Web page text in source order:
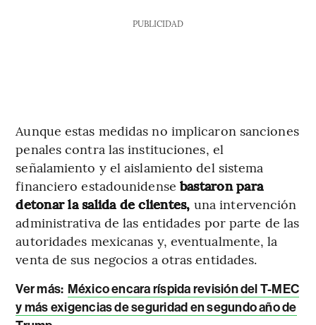
PUBLICIDAD
Aunque estas medidas no implicaron sanciones
penales contra las instituciones, el
señalamiento y el aislamiento del sistema
financiero estadounidense bastaron para
detonar la salida de clientes, una intervención
administrativa de las entidades por parte de las
autoridades mexicanas y, eventualmente, la
venta de sus negocios a otras entidades.
Ver más: México encara ríspida revisión del T-MEC
y más exigencias de seguridad en segundo año de